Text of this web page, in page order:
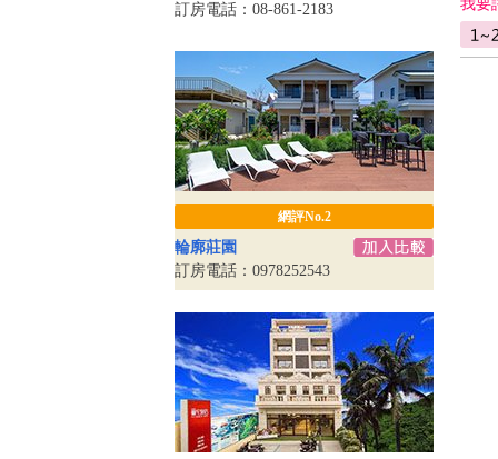
訂房電話：08-861-2183
網評No.2
輪廓莊園
訂房電話：0978252543
我要